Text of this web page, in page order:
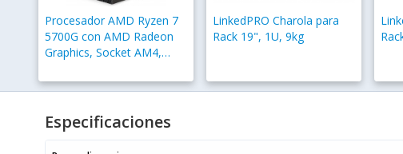
Procesador AMD Ryzen 7
5700G con AMD Radeon
Graphics, Socket AM4,
Caché - Incluye Disipador
LinkedPRO Charola para
Rack 19", 1U, 9kg
Especificaciones